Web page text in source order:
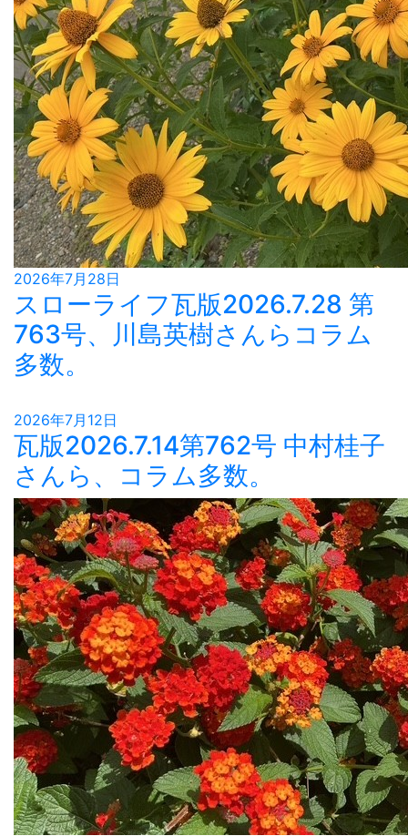
2026年7月28日
スローライフ瓦版2026.7.28 第
763号、川島英樹さんらコラム
多数。
2026年7月12日
瓦版2026.7.14第762号 中村桂子
さんら、コラム多数。